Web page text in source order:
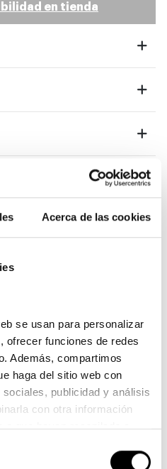
Acerca de las cookies
se usan para personalizar
ofrecer funciones de redes
Además, compartimos
haga del sitio web con
publicidad y análisis
con otra información
o que hayan recopilado a
siguiente
. Consulta
en tienda